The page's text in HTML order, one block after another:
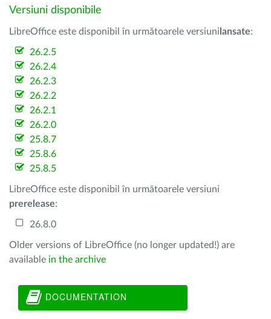
Versiuni disponibile
LibreOffice este disponibil în următoarele versiuni lansate:
26.2.5
26.2.4
26.2.3
26.2.2
26.2.1
26.2.0
25.8.7
25.8.6
25.8.5
LibreOffice este disponibil în următoarele versiuni
prerelease:
26.8.0
Older versions of LibreOffice (no longer updated!) are
available in the archive
DOCUMENTATION